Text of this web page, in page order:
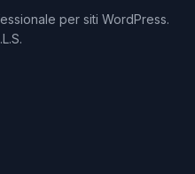
per siti WordPress.